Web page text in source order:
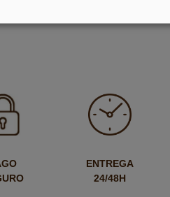
ENTREGA
24/48H